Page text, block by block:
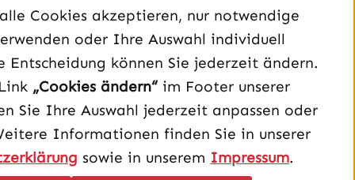
Vertrag widerrufen
Schau auf Instagram vorbei – öffnet in neuem Tab
Sieh dir unsere TikTok-Videos an – öffnet in neuem
Sieh dir unsere Videos auf YouTube an – öffnet
Cookies akzeptieren, nur notwendige
oder Ihre Auswahl individuell
Entscheidung können Sie jederzeit ändern.
„Cookies ändern“im Footer unserer
Sie Ihre Auswahl jederzeit anpassen oder
Informationen finden Sie in unserer
sowie in unserem Impressum.